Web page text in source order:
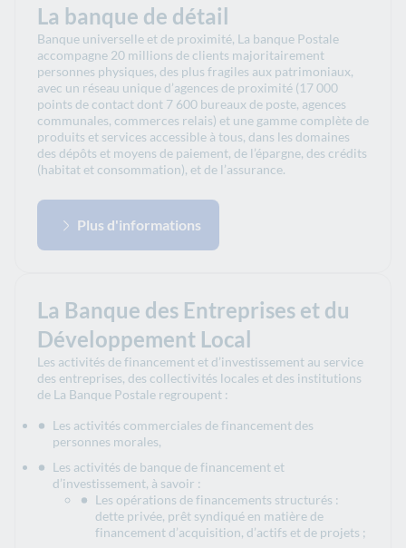
La banque de détail
Banque universelle et de proximité, La banque Postale
accompagne 20 millions de clients majoritairement
personnes physiques, des plus fragiles aux patrimoniaux,
avec un réseau unique d’agences de proximité (17 000
points de contact dont 7 600 bureaux de poste, agences
communales, commerces relais) et une gamme complète de
produits et services accessible à tous, dans les domaines
des dépôts et moyens de paiement, de l’épargne, des crédits
(habitat et consommation), et de l’assurance.
Plus d'informations
La Banque des Entreprises et du
Développement Local
Les activités de financement et d’investissement au service
des entreprises, des collectivités locales et des institutions
de La Banque Postale regroupent :
Les activités commerciales de financement des
personnes morales,
Les activités de banque de financement et
d’investissement, à savoir :
Les opérations de financements structurés :
dette privée, prêt syndiqué en matière de
financement d’acquisition, d’actifs et de projets ;